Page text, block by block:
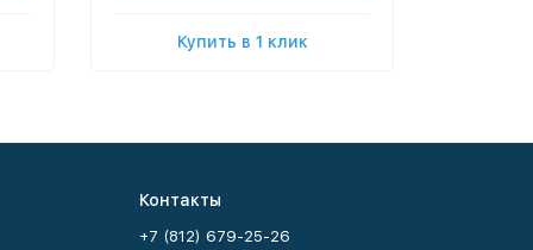
Купить в 1 клик
Контакты
+7 (812) 679-25-26